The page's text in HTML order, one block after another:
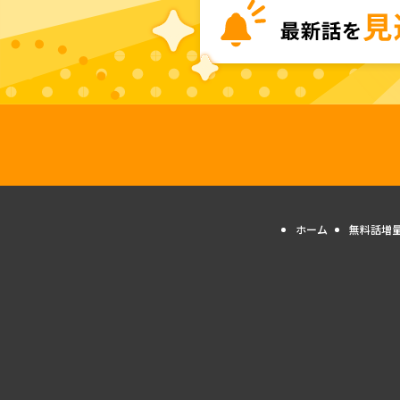
ホーム 無料話増